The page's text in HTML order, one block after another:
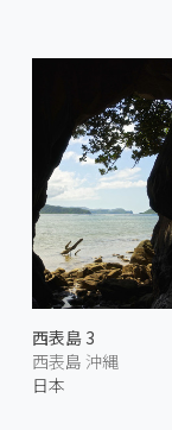
西表島 3
西表島 沖縄
日本